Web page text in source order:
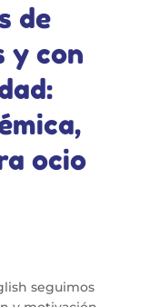
de
y con
ocio
seguimos